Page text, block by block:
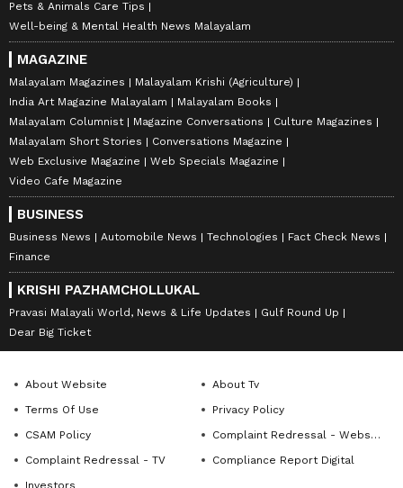
Pets & Animals Care Tips
Well-being & Mental Health News Malayalam
MAGAZINE
Malayalam Magazines
Malayalam Krishi (Agriculture)
India Art Magazine Malayalam
Malayalam Books
Malayalam Columnist
Magazine Conversations
Culture Magazines
Malayalam Short Stories
Conversations Magazine
Web Exclusive Magazine
Web Specials Magazine
Video Cafe Magazine
BUSINESS
Business News Automobile News Technologies
Fact Check News
Finance
KRISHI PAZHAMCHOLLUKAL
Pravasi Malayali World, News & Life Updates
Gulf Round Up
Dear Big Ticket
About Website
About Tv
Terms Of Use
Privacy Policy
CSAM Policy
Complaint Redressal - Website
Complaint Redressal - TV
Compliance Report Digital
Investors